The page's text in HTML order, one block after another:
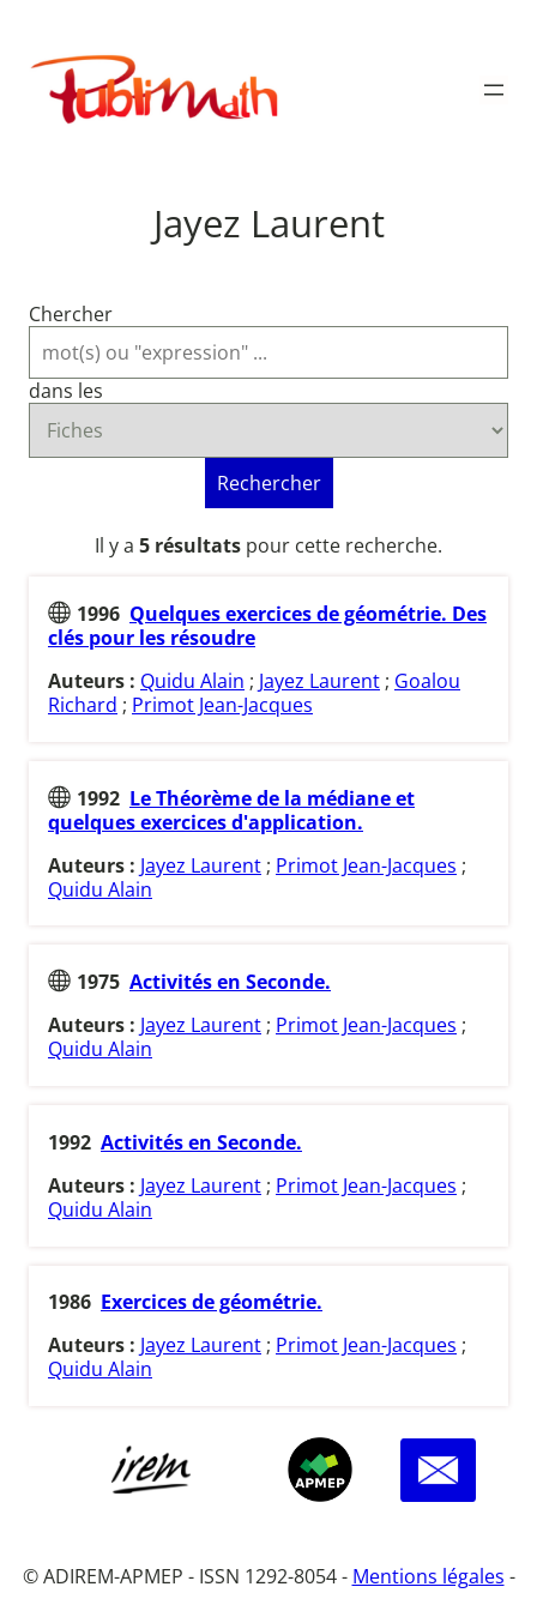
contenu
Publimath
Jayez Laurent
Chercher
dans les
Rechercher
Il y a 5 résultats pour cette recherche.
1996 Quelques exercices de géométrie. Des
clés pour les résoudre
Auteurs : Quidu Alain ; Jayez Laurent ; Goalou
Richard ; Primot Jean-Jacques
1992 Le Théorème de la médiane et
quelques exercices d'application.
Auteurs : Jayez Laurent ; Primot Jean-Jacques ;
Quidu Alain
1975 Activités en Seconde.
Auteurs : Jayez Laurent ; Primot Jean-Jacques ;
Quidu Alain
1992 Activités en Seconde.
Auteurs : Jayez Laurent ; Primot Jean-Jacques ;
Quidu Alain
1986 Exercices de géométrie.
Auteurs : Jayez Laurent; Primot Jean-Jacques ;
Quidu Alain
© ADIREM-APMEP - ISSN 1292-8054 - Mentions légales -